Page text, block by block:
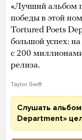
«Лучший альбом
победы в этой
Tortured Poets
большой успех:
с 200
релиза.
Taylor Swift
Слушать
Department»